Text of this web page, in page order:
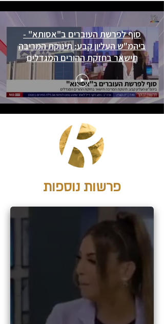
סוף לפרשת העוברים ב"אסותא" -
ביהמ"ש העליון קבע: תינוקת המריבה
תישאר בחזקת ההורים המגדלים
פרשות נוספות